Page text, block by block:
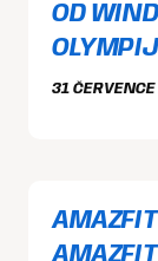
OD
31
AMAZFIT